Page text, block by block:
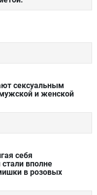
сексуальным
и женской
себя
вполне
в розовых